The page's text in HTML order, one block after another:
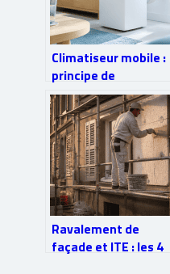
Climatiseur mobile :
principe de
fonctionnement,
modèles et réglages
pour un froid
efficace
Ravalement de
façade et ITE : les 4